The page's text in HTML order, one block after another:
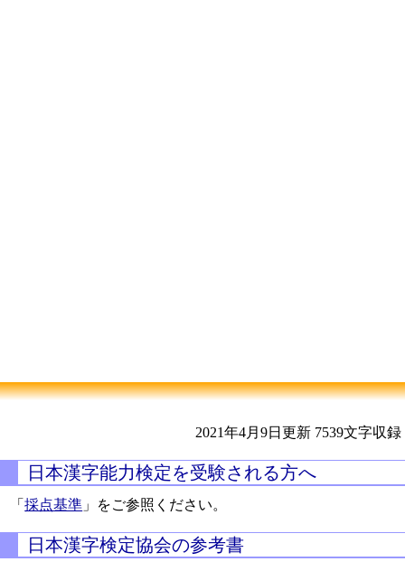
2021年4月9日更新 7539文字収録
日本漢字能力検定を受験される方へ
「採点基準 」をご参照ください。
日本漢字検定協会の参考書